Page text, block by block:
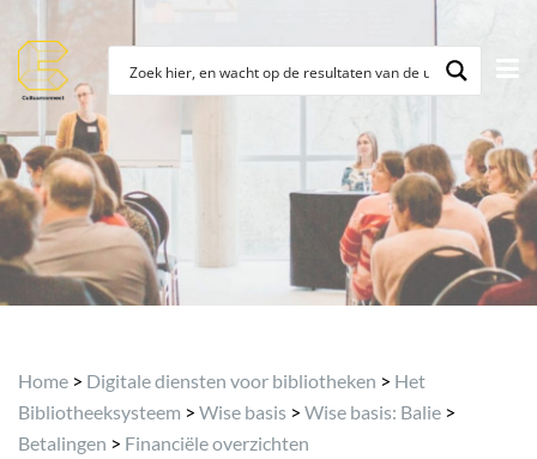
Archief
Home > Digitale diensten voor bibliotheken > Het
Bibliotheeksysteem > Wise basis > Wise basis: Balie >
Betalingen > Financiële overzichten